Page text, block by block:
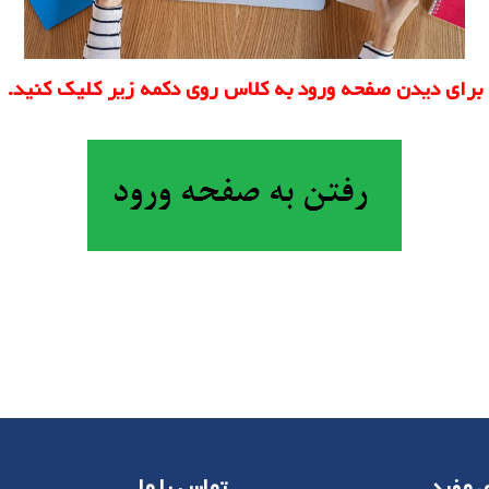
برای دیدن صفحه ورود به کلاس روی دکمه زیر کلیک کنید.